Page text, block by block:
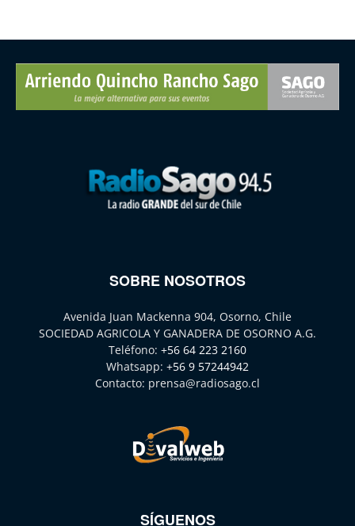
SOBRE NOSOTROS
Avenida Juan Mackenna 904, Osorno, Chile
SOCIEDAD AGRICOLA Y GANADERA DE OSORNO A.G.
Teléfono: +56 64 223 2160
Whatsapp: +56 9 57244942
Contacto: prensa@radiosago.cl
SÍGUENOS